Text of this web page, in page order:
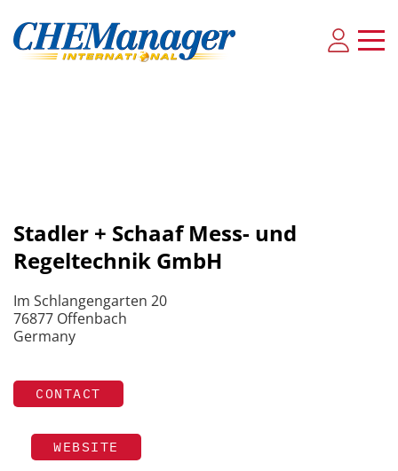
Stadler + Schaaf Mess- und
Regeltechnik GmbH
Im Schlangengarten 20
76877 Offenbach
Germany
CONTACT
WEBSITE